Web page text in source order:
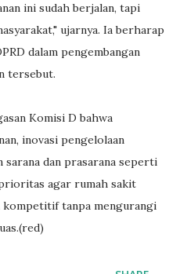
ini sudah berjalan, tapi
ujarnya. Ia berharap
dalam pengembangan
tersebut.
Komisi D bahwa
inovasi pengelolaan
sarana dan prasarana seperti
agar rumah sakit
kompetitif tanpa mengurangi